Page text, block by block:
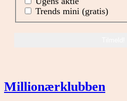
Trends mini (gratis)
Millionærklubben